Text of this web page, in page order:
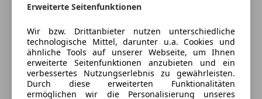
Zentralverriegelung
Zentralverriegelung mit Funkfernbedienung
Extras
Alufelgen
Schaltwippen
Anbieter kontaktieren
Deine Nachricht
Erweiterte Seitenfunktionen
Wir bzw. Drittanbieter nutzen unterschiedliche
technologische Mittel, darunter u.a. Cookies und
ähnliche Tools auf unserer Webseite, um Ihnen
erweiterte Seitenfunktionen anzubieten und ein
verbessertes Nutzungserlebnis zu gewährleisten.
Durch diese erweiterten Funktionalitäten
ermöglichen wir die Personalisierung unseres